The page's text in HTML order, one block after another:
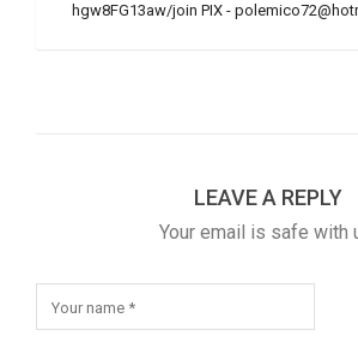
hgw8FG13aw/join PIX -
LEAVE A REPLY
Your email is safe with